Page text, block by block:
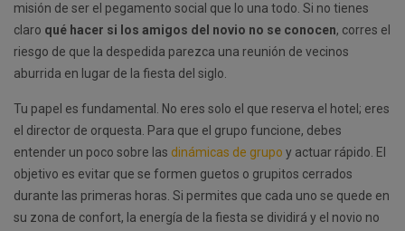
misión de ser el pegamento social que lo una todo. Si no tienes
claro qué hacer si los amigos del novio no se conocen, corres el
riesgo de que la despedida parezca una reunión de vecinos
aburrida en lugar de la fiesta del siglo.
Tu papel es fundamental. No eres solo el que reserva el hotel; eres
el director de orquesta. Para que el grupo funcione, debes
entender un poco sobre las dinámicas de grupo y actuar rápido. El
objetivo es evitar que se formen guetos o grupitos cerrados
durante las primeras horas. Si permites que cada uno se quede en
su zona de confort, la energía de la fiesta se dividirá y el novio no